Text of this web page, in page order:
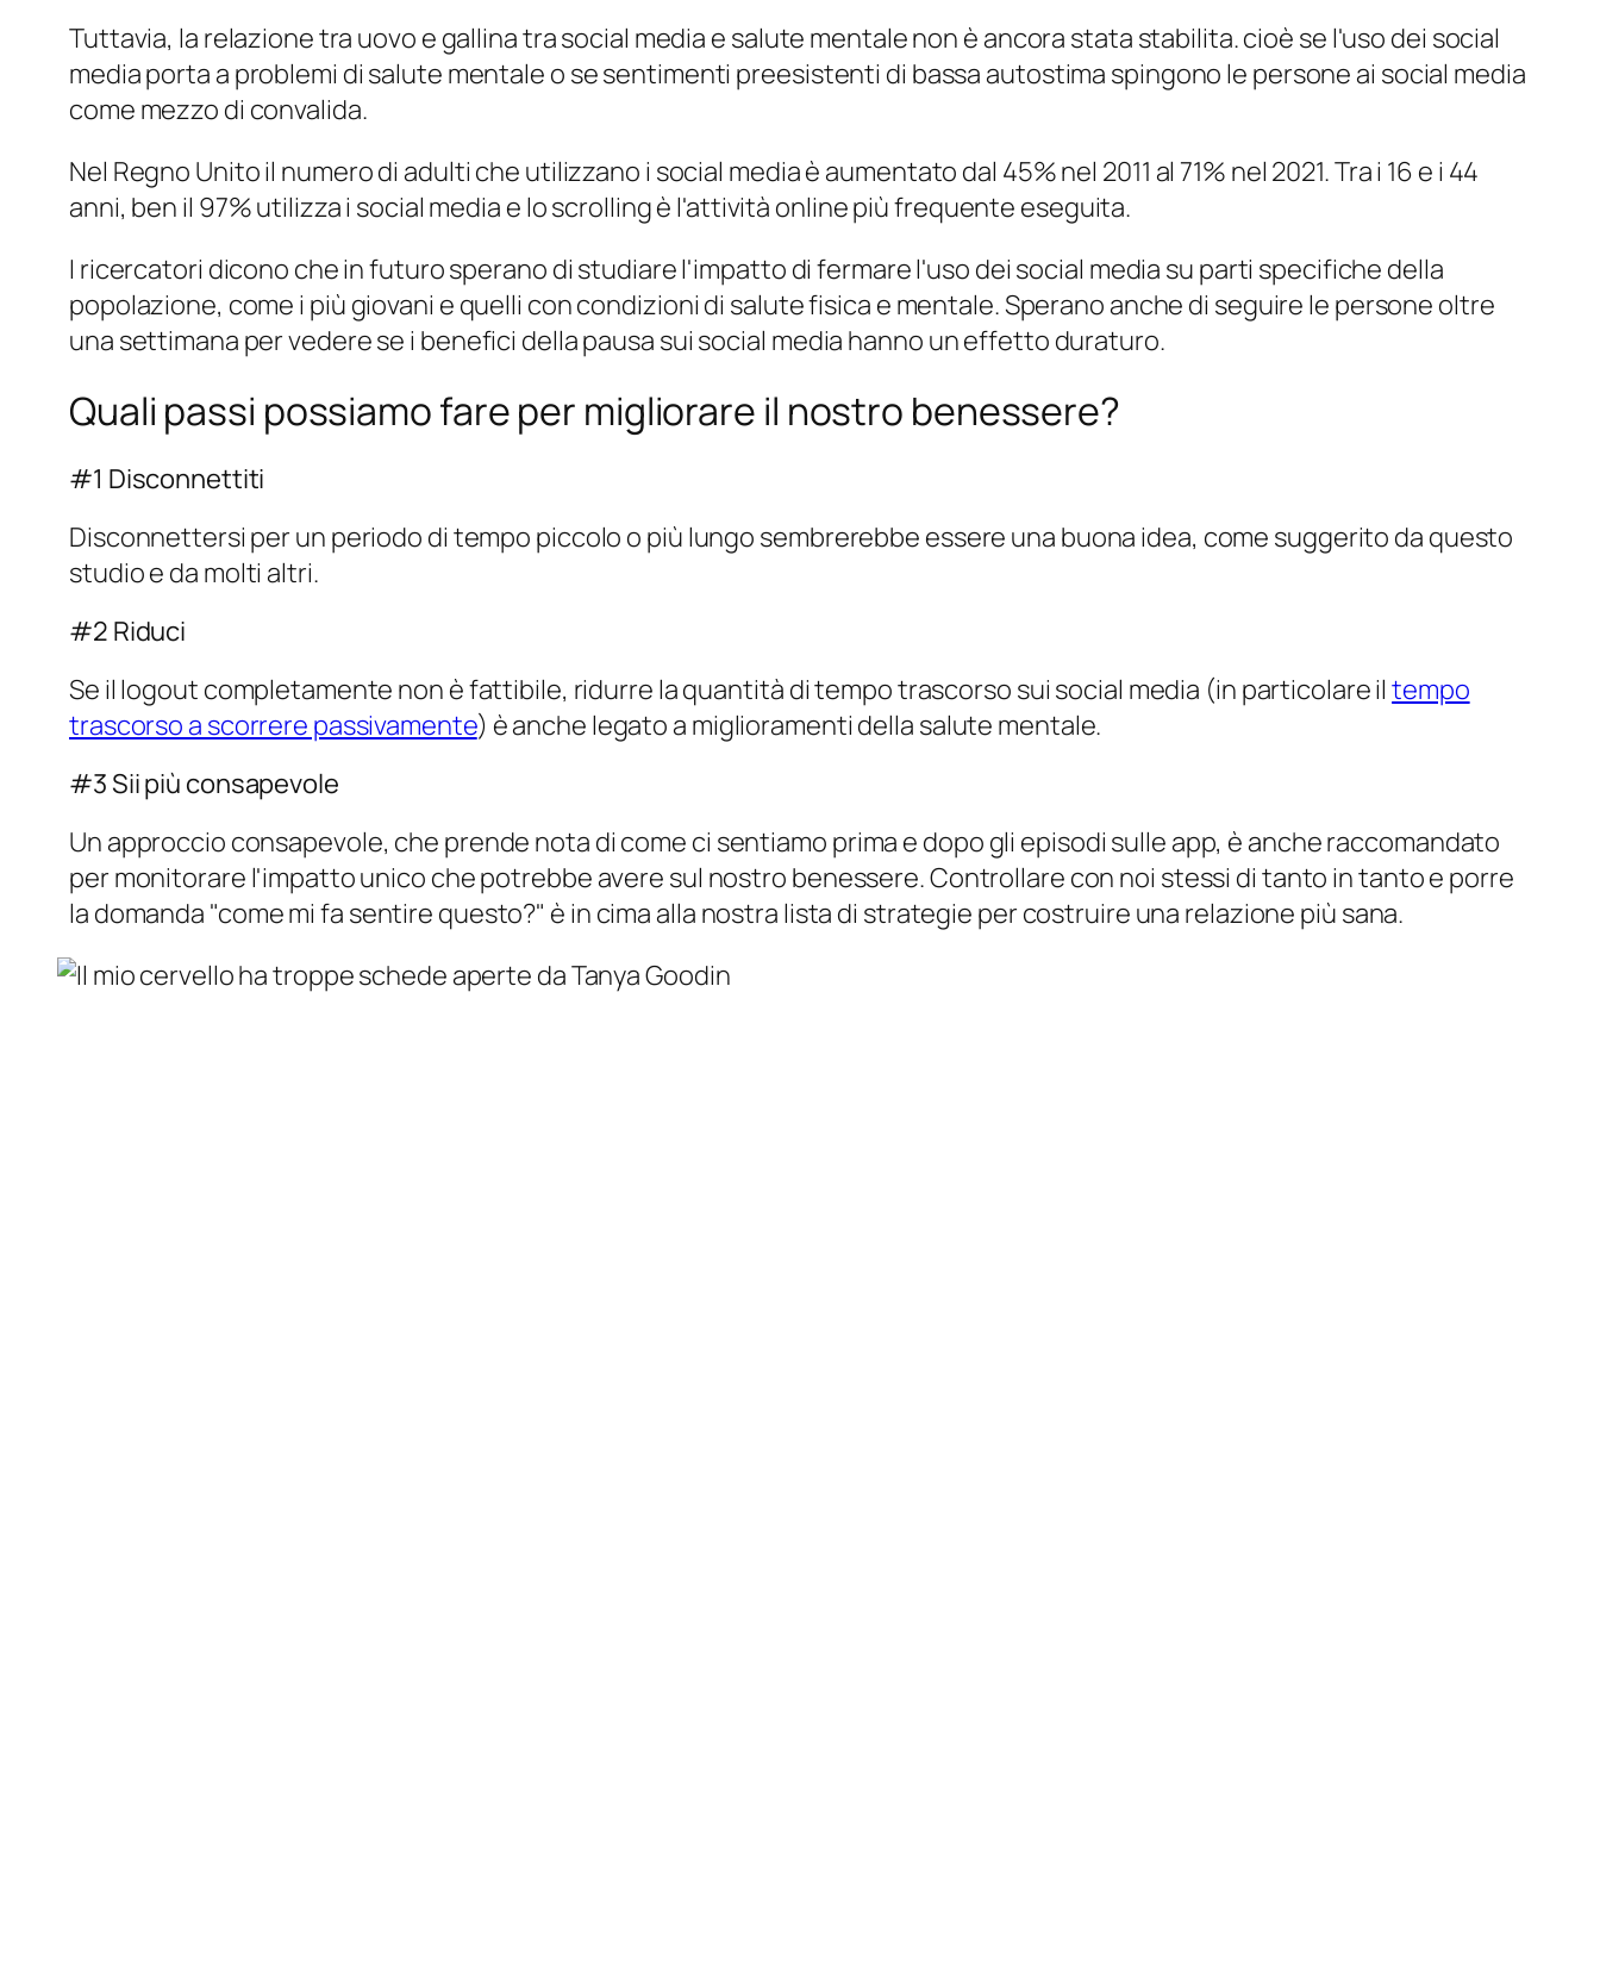
Tuttavia, la relazione tra uovo e gallina tra social media e salute mentale non è ancora stata stabilita. cioè se l'uso dei social
media porta a problemi di salute mentale o se sentimenti preesistenti di bassa autostima spingono le persone ai social media
come mezzo di convalida.
Nel Regno Unito il numero di adulti che utilizzano i social media è aumentato dal 45% nel 2011 al 71% nel 2021. Tra i 16 e i 44
anni, ben il 97% utilizza i social media e lo scrolling è l'attività online più frequente eseguita.
I ricercatori dicono che in futuro sperano di studiare l'impatto di fermare l'uso dei social media su parti specifiche della
popolazione, come i più giovani e quelli con condizioni di salute fisica e mentale. Sperano anche di seguire le persone oltre
una settimana per vedere se i benefici della pausa sui social media hanno un effetto duraturo.
Quali passi possiamo fare per migliorare il nostro benessere?
#1 Disconnettiti
Disconnettersi per un periodo di tempo piccolo o più lungo sembrerebbe essere una buona idea, come suggerito da questo
studio e da molti altri.
#2 Riduci
Se il logout completamente non è fattibile, ridurre la quantità di tempo trascorso sui social media (in particolare iltempo
trascorso a scorrere passivamente) è anche legato a miglioramenti della salute mentale.
#3 Sii più consapevole
Un approccio consapevole, che prende nota di come ci sentiamo prima e dopo gli episodi sulle app, è anche raccomandato
per monitorare l'impatto unico che potrebbe avere sul nostro benessere. Controllare con noi stessi di tanto in tanto e porre
la domanda "come mi fa sentire questo?" è in cima alla nostra lista di strategie per costruire una relazione più sana.